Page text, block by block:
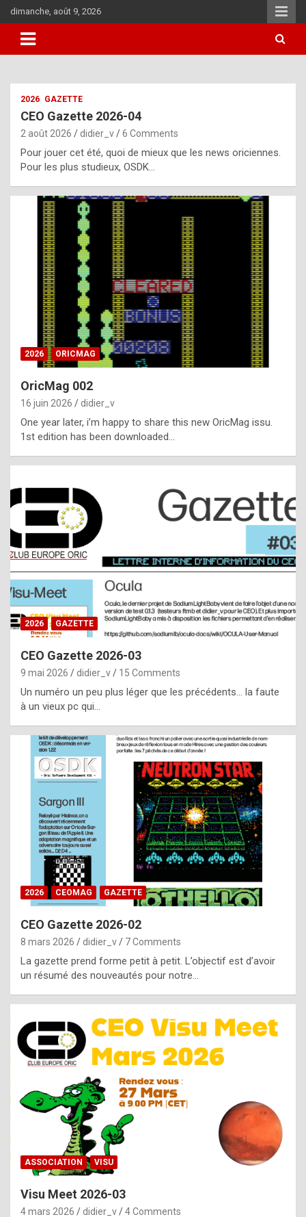
Skip
to
content
dimanche, août 9, 2026
i
u
l
y
d
i
ff
i
l
t
t
s
t
a
s
i
e
f
o
m
m
a
y
b
e
b
y
g
e
n
u
i
n
e
R
o
2026 GAZETTE
CEO Gazette 2026-04
2 août 2026 didier_v 6 Comments
Pour jouer cet été, quoi de mieux que les news oriciennes.
Pour les plus studieux, OSDK…
2026 ORICMAG
OricMag 002
16 juin 2026 didier_v
One year later, i’m happy to share this new OricMag issu.
1st edition has been downloaded…
2026 GAZETTE
CEO Gazette 2026-03
9 mai 2026 didier_v 15 Comments
Un numéro un peu plus léger que les précédents… la faute
à un vieux pc qui…
2026 CEOMAG GAZETTE
CEO Gazette 2026-02
8 mars 2026 didier_v 7 Comments
La gazette prend forme petit à petit. L’objectif est d’avoir
un résumé des nouveautés pour notre…
ASSOCIATION VISU
Visu Meet 2026-03
4 mars 2026 didier_v 4 Comments